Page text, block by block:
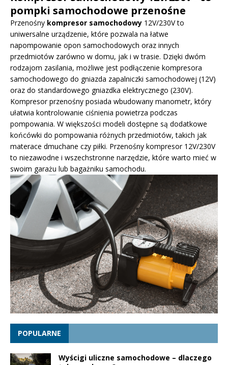
pompki samochodowe przenośne
Przenośny kompresor samochodowy 12V/230V to
uniwersalne urządzenie, które pozwala na łatwe
napompowanie opon samochodowych oraz innych
przedmiotów zarówno w domu, jak i w trasie. Dzięki dwóm
rodzajom zasilania, możliwe jest podłączenie kompresora
samochodowego do gniazda zapalniczki samochodowej (12V)
oraz do standardowego gniazdka elektrycznego (230V).
Kompresor przenośny posiada wbudowany manometr, który
ułatwia kontrolowanie ciśnienia powietrza podczas
pompowania. W większości modeli dostępne są dodatkowe
końcówki do pompowania różnych przedmiotów, takich jak
materace dmuchane czy piłki. Przenośny kompresor 12V/230V
to niezawodne i wszechstronne narzędzie, które warto mieć w
swoim garażu lub bagażniku samochodu.
POPULARNE
Wyścigi uliczne samochodowe – dlaczego